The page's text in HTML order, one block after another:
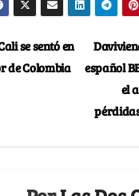
español
el
se sentó en
de Colombia